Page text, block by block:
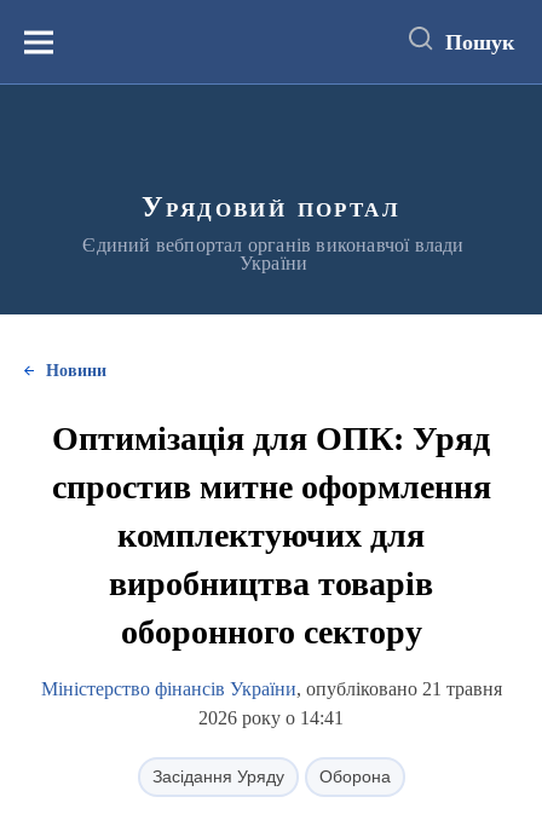
вмістуМеню Пошук
Урядовий портал
Єдиний вебпортал органів виконавчої влади
України
Новини
Оптимізація для ОПК: Уряд
спростив митне оформлення
комплектуючих для
виробництва товарів
оборонного сектору
Міністерство фінансів України, опубліковано 21 травня
2026 року о 14:41
Засідання Уряду Оборона